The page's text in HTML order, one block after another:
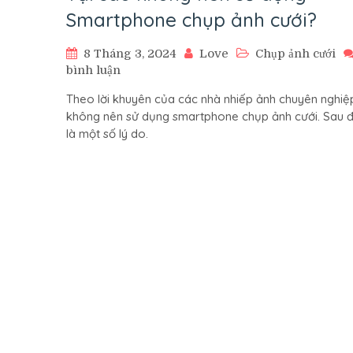
Smartphone chụp ảnh cưới?
8 Tháng 3, 2024 Love Chụp ảnh cưới
bình luận
sao
không
nên
Theo lời khuyên của các nhà nhiếp ảnh chuyên
không nên sử dụng smartphone chụp ảnh cưới. Sau
là một số lý do.